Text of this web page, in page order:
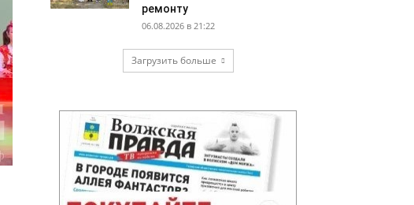
ремонту
06.08.2026 в 21:22
Загрузить больше